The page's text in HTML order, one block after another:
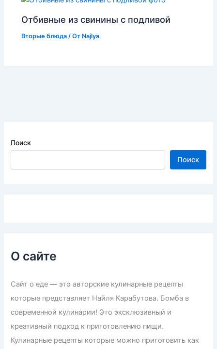
Отбивные из свинины с подливой
Вторые блюда / От Najlya
Поиск
Поиск
О сайте
Сайт о еде — это авторские кулинарные рецепты
которые представляет Найля Карабутова. Бомба в
современной кулинарии! Это эксклюзивный и
креативный подход к приготовлению пищи.
Кулинарные рецепты которые можно приготовить как